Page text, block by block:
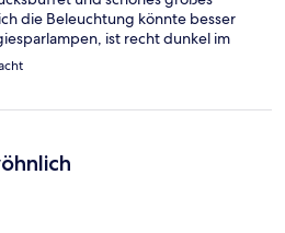
die Beleuchtung könnte besser
ist recht dunkel im
umstellen. Wir kommen gerne